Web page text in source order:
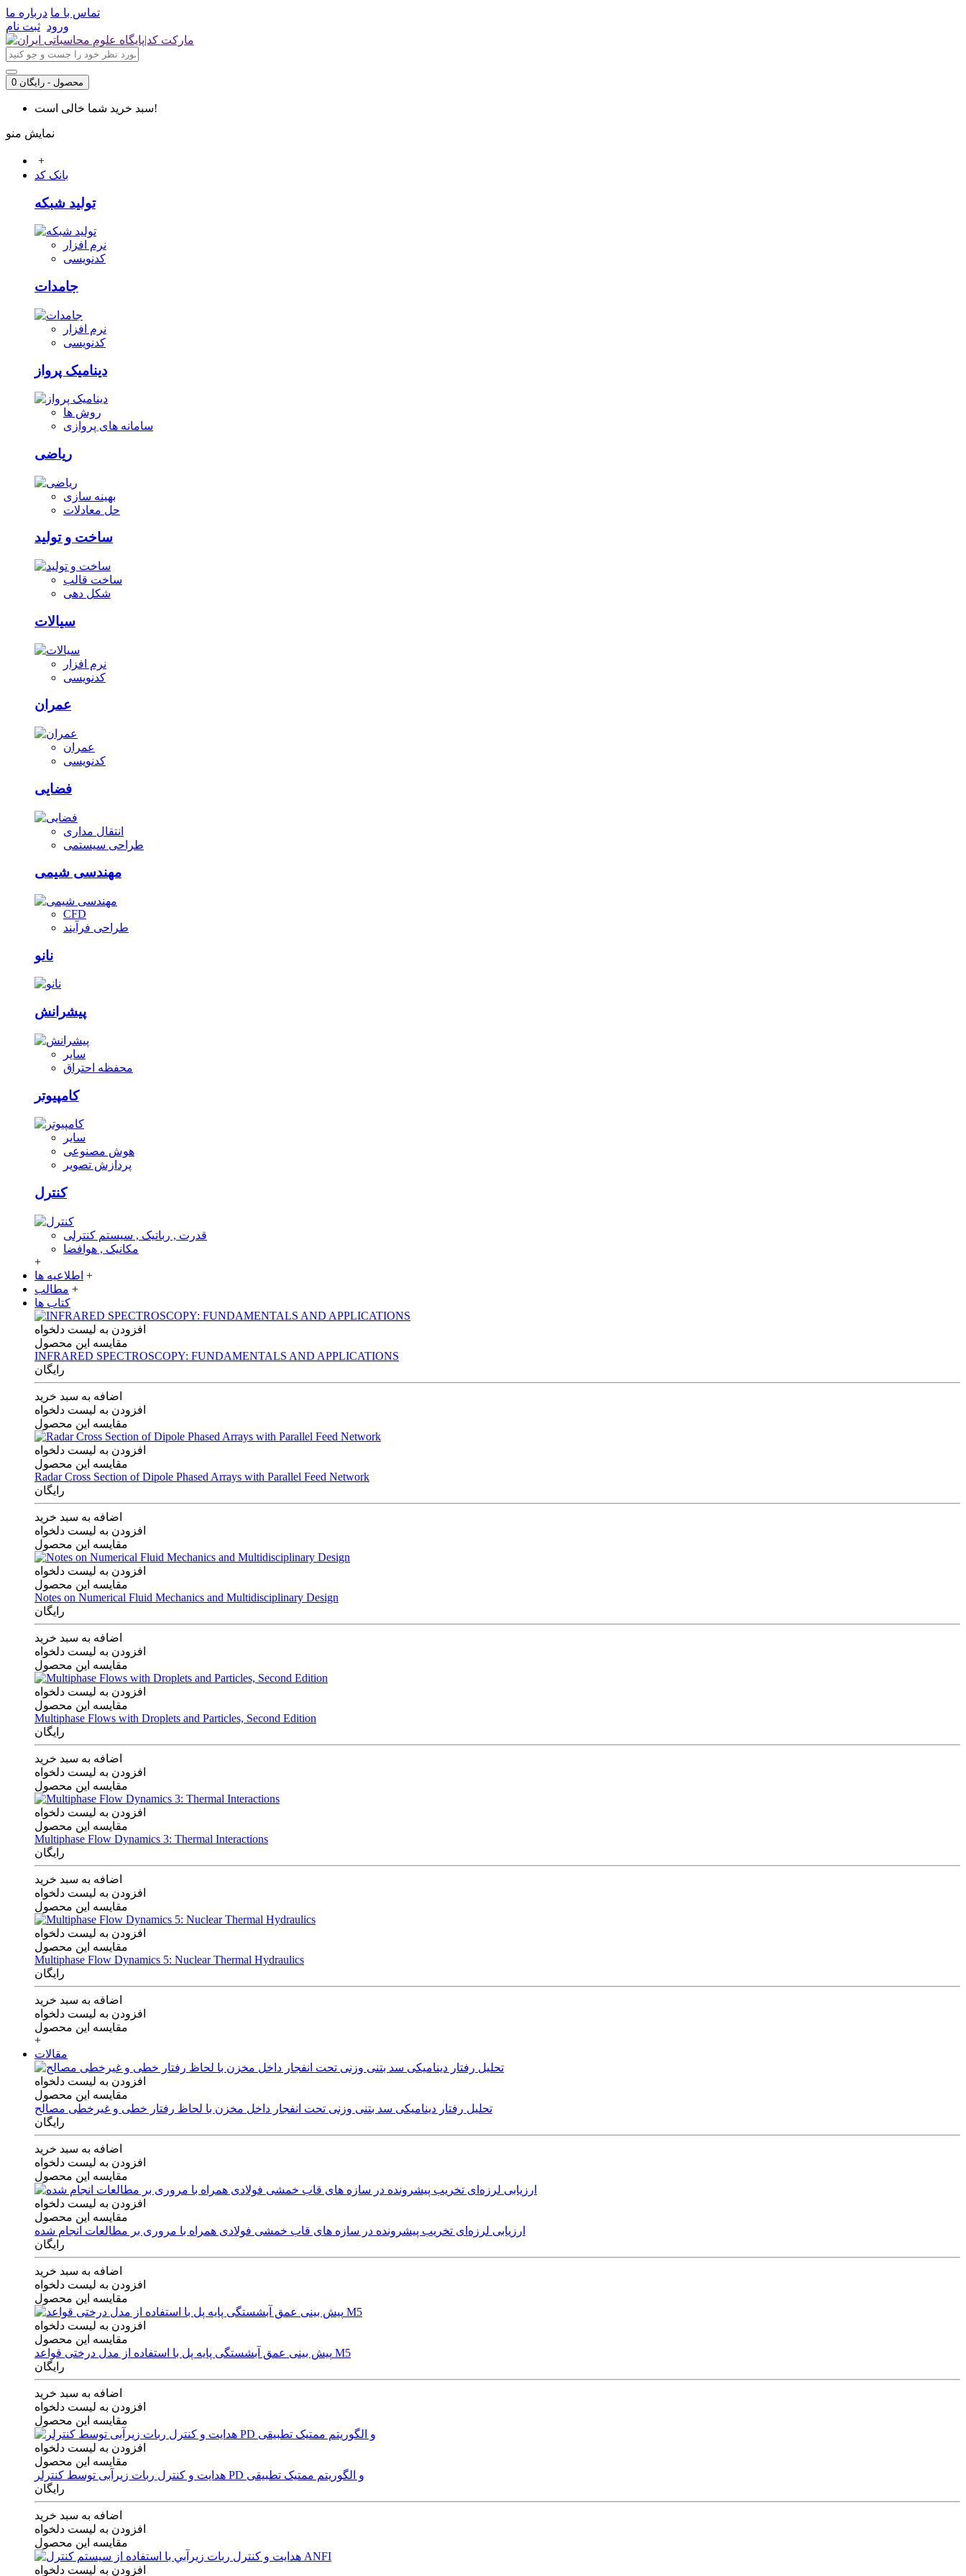
تماس با ما درباره ما
ورود ثبت نام
0 محصول - رایگان
سبد خرید شما خالی است!
نمایش منو
+
بانک کد
تولید شبکه
نرم افزار
کدنویسی
جامدات
نرم افزار
کدنویسی
دینامیک پرواز
روش ها
سامانه های پروازی
ریاضی
بهینه سازی
حل معادلات
ساخت و تولید
ساخت قالب
شکل دهی
سیالات
نرم افزار
کدنویسی
عمران
عمران
کدنویسی
فضایی
انتقال مداری
طراحی سیستمی
مهندسی شیمی
CFD
طراحی فرآیند
نانو
پیشرانش
سایر
محفظه احتراق
کامپیوتر
سایر
هوش مصنوعی
پردازش تصویر
کنترل
قدرت , رباتیک , سیستم کنترلی
مکانیک , هوافضا
+
اطلاعیه ها +
مطالب +
کتاب ها
افزودن به لیست دلخواه
مقایسه این محصول
INFRARED SPECTROSCOPY: FUNDAMENTALS AND APPLICATIONS
رایگان
اضافه به سبد خرید
افزودن به لیست دلخواه
مقایسه این محصول
افزودن به لیست دلخواه
مقایسه این محصول
Radar Cross Section of Dipole Phased Arrays with Parallel Feed Network
رایگان
اضافه به سبد خرید
افزودن به لیست دلخواه
مقایسه این محصول
افزودن به لیست دلخواه
مقایسه این محصول
Notes on Numerical Fluid Mechanics and Multidisciplinary Design
رایگان
اضافه به سبد خرید
افزودن به لیست دلخواه
مقایسه این محصول
افزودن به لیست دلخواه
مقایسه این محصول
Multiphase Flows with Droplets and Particles, Second Edition
رایگان
اضافه به سبد خرید
افزودن به لیست دلخواه
مقایسه این محصول
افزودن به لیست دلخواه
مقایسه این محصول
Multiphase Flow Dynamics 3: Thermal Interactions
رایگان
اضافه به سبد خرید
افزودن به لیست دلخواه
مقایسه این محصول
افزودن به لیست دلخواه
مقایسه این محصول
Multiphase Flow Dynamics 5: Nuclear Thermal Hydraulics
رایگان
اضافه به سبد خرید
افزودن به لیست دلخواه
مقایسه این محصول
+
مقالات
افزودن به لیست دلخواه
مقایسه این محصول
تحلیل رفتار دینامیکی سد بتنی وزنی تحت انفجار داخل مخزن با لحاظ رفتار خطی و غیرخطی مصالح
رایگان
اضافه به سبد خرید
افزودن به لیست دلخواه
مقایسه این محصول
افزودن به لیست دلخواه
مقایسه این محصول
ارزیابی لرزه‌ای تخریب پیشرونده در سازه های قاب خمشی فولادی همراه با مروری بر مطالعات انجام شده
رایگان
اضافه به سبد خرید
افزودن به لیست دلخواه
مقایسه این محصول
افزودن به لیست دلخواه
مقایسه این محصول
پیش بینی عمق آبشستگی پایه پل با استفاده از مدل درختی قواعد M5
رایگان
اضافه به سبد خرید
افزودن به لیست دلخواه
مقایسه این محصول
افزودن به لیست دلخواه
مقایسه این محصول
هدایت و کنترل ربات زیرآبی توسط کنترلر PD و الگوریتم ممتیک تطبیقی
رایگان
اضافه به سبد خرید
افزودن به لیست دلخواه
مقایسه این محصول
افزودن به لیست دلخواه